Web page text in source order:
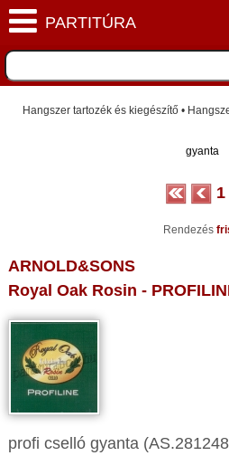
Hangszer tartozék és kiegészítő •
gyanta
1
Rendezés
ARNOLD&SONS
Royal Oak Rosin -
profi cselló gyanta